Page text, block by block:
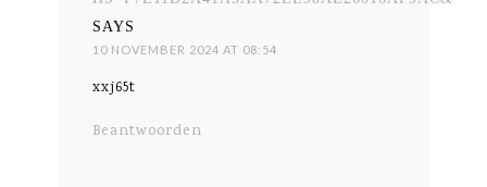
SAYS
10 NOVEMBER 2024 AT 08:54
xxj65t
Beantwoorden